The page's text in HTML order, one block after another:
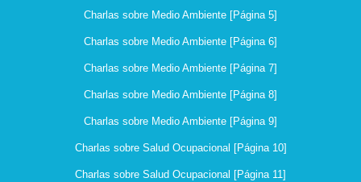
Charlas sobre Medio Ambiente [Página 5]
Charlas sobre Medio Ambiente [Página 6]
Charlas sobre Medio Ambiente [Página 7]
Charlas sobre Medio Ambiente [Página 8]
Charlas sobre Medio Ambiente [Página 9]
Charlas sobre Salud Ocupacional [Página 10]
Charlas sobre Salud Ocupacional [Página 11]